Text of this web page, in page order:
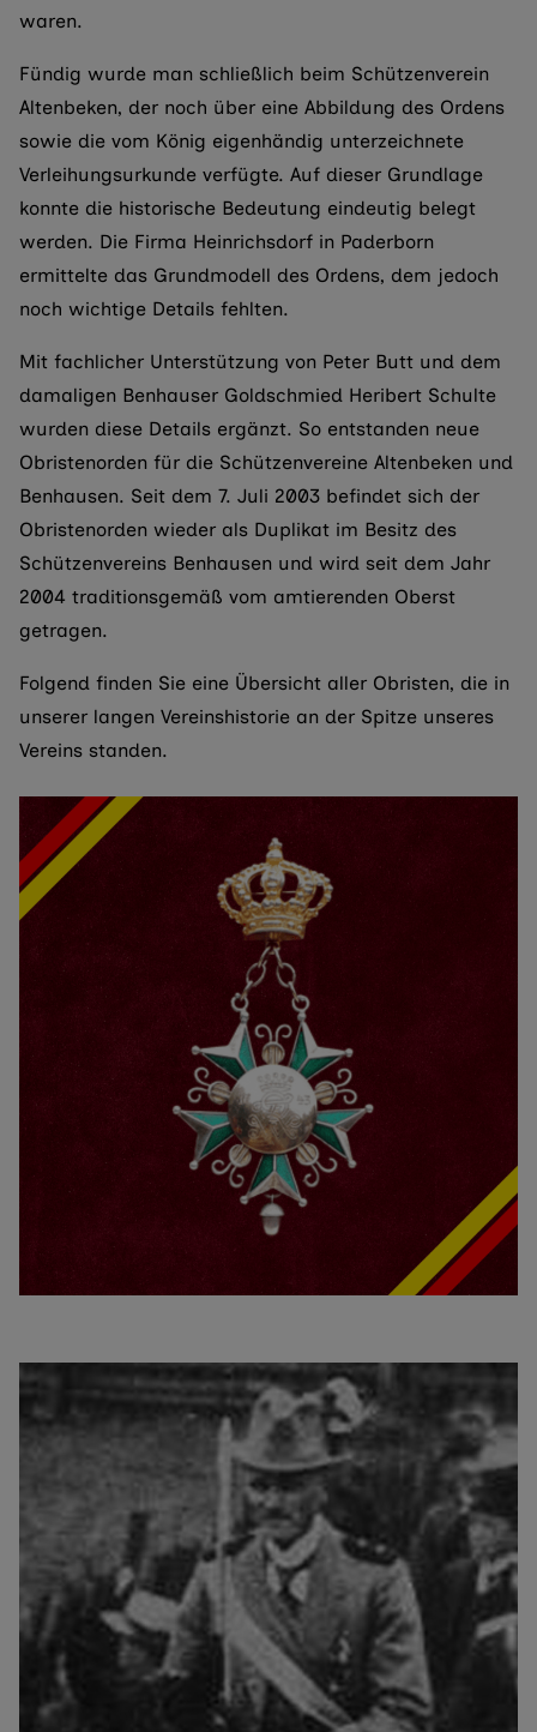
waren.
Fündig wurde man schließlich beim Schützenverein
Altenbeken, der noch über eine Abbildung des Ordens
sowie die vom König eigenhändig unterzeichnete
Verleihungsurkunde verfügte. Auf dieser Grundlage
konnte die historische Bedeutung eindeutig belegt
werden. Die Firma Heinrichsdorf in Paderborn
ermittelte das Grundmodell des Ordens, dem jedoch
noch wichtige Details fehlten.
Mit fachlicher Unterstützung von Peter Butt und dem
damaligen Benhauser Goldschmied Heribert Schulte
wurden diese Details ergänzt. So entstanden neue
Obristenorden für die Schützenvereine Altenbeken und
Benhausen. Seit dem 7. Juli 2003 befindet sich der
Obristenorden wieder als Duplikat im Besitz des
Schützenvereins Benhausen und wird seit dem Jahr
2004 traditionsgemäß vom amtierenden Oberst
getragen.
Folgend finden Sie eine Übersicht aller Obristen, die in
unserer langen Vereinshistorie an der Spitze unseres
Vereins standen.